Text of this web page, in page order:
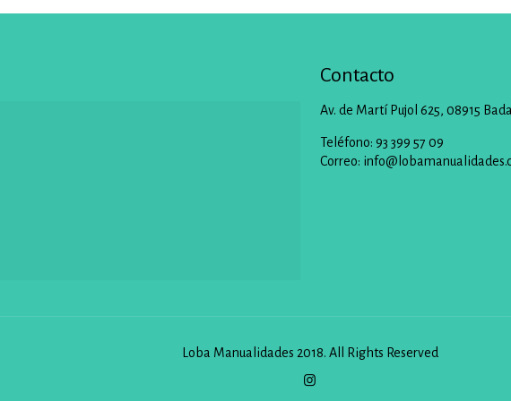
Contacto
Av. de Martí Pujol 625, 08915
Teléfono: 93 399 57 09
Correo:
Loba Manualidades 2018. All Rights Reserved